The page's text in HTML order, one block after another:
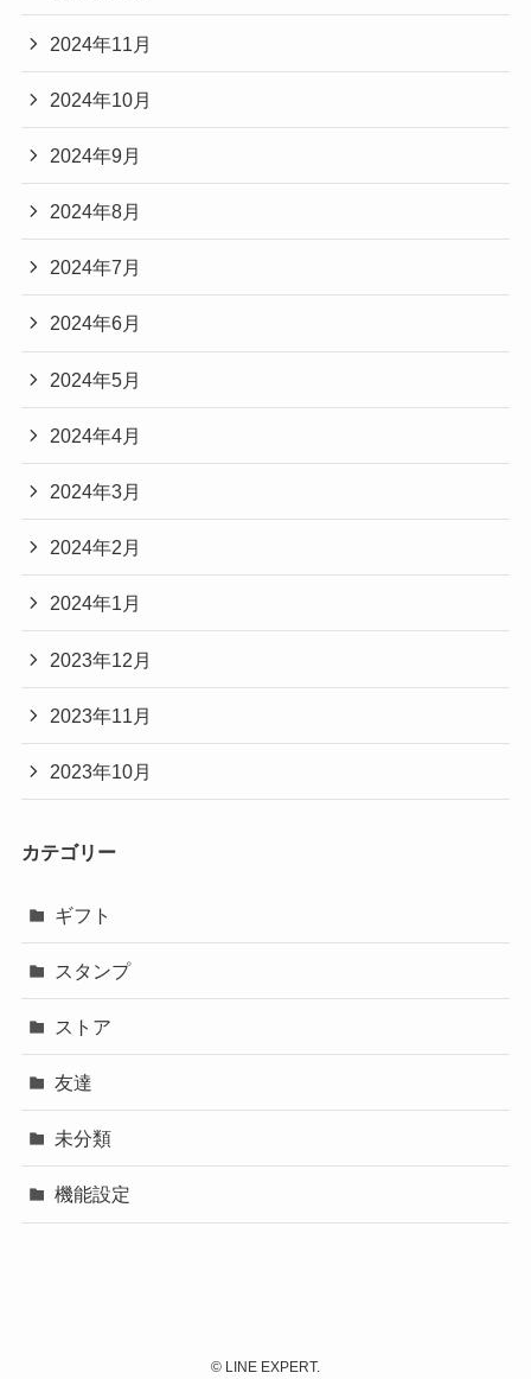
2024年11月
2024年10月
2024年9月
2024年8月
2024年7月
2024年6月
2024年5月
2024年4月
2024年3月
2024年2月
2024年1月
2023年12月
2023年11月
2023年10月
カテゴリー
ギフト
スタンプ
ストア
友達
未分類
機能設定
© LINE EXPERT.